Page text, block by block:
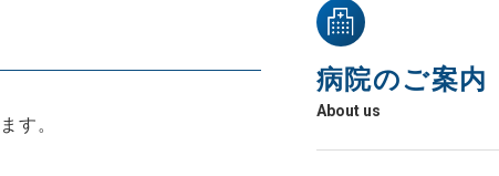
す。
病院のご案内
About us